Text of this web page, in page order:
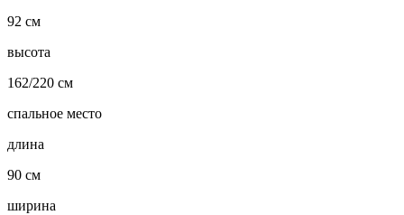
92 см
высота
162/220 см
спальное место
длина
90 см
ширина